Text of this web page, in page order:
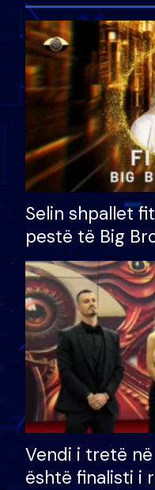
Selin shpallet
pestë të Big
çmimin e
Vendi i tretë
është finalisti i